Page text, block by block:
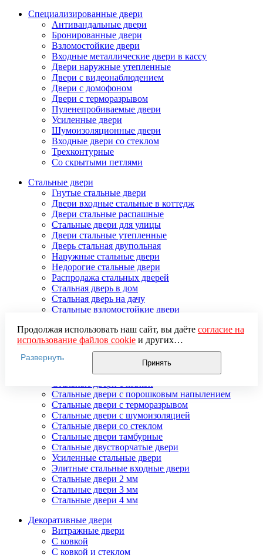
Специализированные двери
Антивандальные двери
Бронированные двери
Взломостойкие двери
Входные металлические двери в кассу
Двери наружные утепленные
Двери с видеонаблюдением
Двери с домофоном
Двери с терморазрывом
Пуленепробиваемые двери
Усиленные двери
Шумоизоляционные двери
Входные двери со стеклом
Трехконтурные
Со скрытыми петлями
Стальные двери
Гнутые стальные двери
Двери входные стальные в коттедж
Двери стальные распашные
Стальные двери для улицы
Двери стальные утепленные
Дверь стальная двупольная
Наружные стальные двери
Недорогие стальные двери
Распродажа стальных дверей
Стальная дверь в дом
Стальная дверь на дачу
Стальные взломостойкие двери
Стальные двери в подъезд
Стальные двери внутреннего открывания
Стальные двери массив
Стальные двери мдф
Стальные двери с зеркалом
Стальные двери с порошковым напылением
Стальные двери с терморазрывом
Стальные двери с шумоизоляцией
Стальные двери со стеклом
Стальные двери тамбурные
Стальные двустворчатые двери
Усиленные стальные двери
Элитные стальные входные двери
Стальные двери 2 мм
Стальные двери 3 мм
Стальные двери 4 мм
Декоративные двери
Витражные двери
С ковкой
С ковкой и стеклом
Продолжая использовать наш сайт, вы даёте согласие на
использование файлов cookieи других
пользовательских данных (включая IP-адрес, сведения о
местоположении, устройстве, действиях на сайте и т. п.)
для функционирования сайта, проведения
использования систем аналитики (например,
Яндекс.Метрика), в соответствии с нашей
обработки персональных данных.
Если вы не хотите, чтобы ваши данные обрабатывались,
настройте ограничения в браузере или покиньте сайт.
Развернуть
Принять